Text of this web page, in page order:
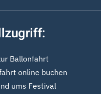
Ballonfahrt
online buchen
ums Festival